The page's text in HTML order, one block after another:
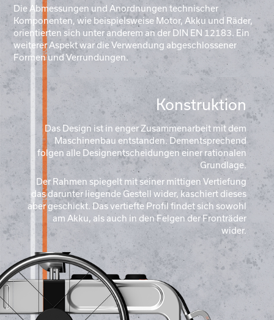
Die Abmessungen und Anordnungen technischer
Komponenten, wie beispielsweise Motor, Akku und Räder,
orientierten sich unter anderem an der DIN EN 12183. Ein
weiterer Aspekt war die Verwendung abgeschlossener
Formen und Verrundungen.
Konstruktion
Das Design ist in enger Zusammenarbeit mit dem
Maschinenbau entstanden. Dementsprechend
folgen alle Designentscheidungen einer rationalen
Grundlage.
Der Rahmen spiegelt mit seiner mittigen Vertiefung
das darunter liegende Gestell wider, kaschiert dieses
aber geschickt. Das vertiefte Profil findet sich sowohl
am Akku, als auch in den Felgen der Fronträder
wider.